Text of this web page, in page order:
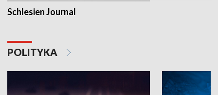
Schlesien Journal
POLITYKA